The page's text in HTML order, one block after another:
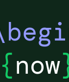
{now